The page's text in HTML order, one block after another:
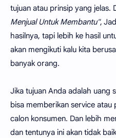
tujuan atau prinsip yang jelas.
Menjual Untuk Membantu",
hasilnya, tapi lebih ke hasil
akan mengikuti kalu kita
banyak orang.
Jika tujuan Anda adalah uang
bisa memberikan service atau
calon konsumen. Dan lebih
dan tentunya ini akan tidak